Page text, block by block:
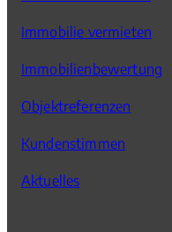
Immobilie vermieten
Immobilienbewertung
Objektreferenzen
Kundenstimmen
Aktuelles